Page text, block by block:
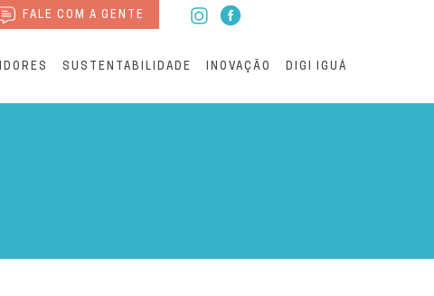
FALE COM A GENTE
SUSTENTABILIDADE INOVAÇÃO DIGI IGUÁ